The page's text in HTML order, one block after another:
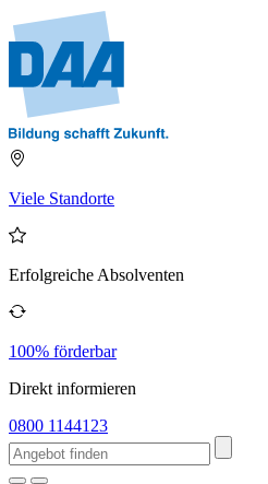
Viele Standorte
Erfolgreiche Absolventen
100% förderbar
Direkt informieren
0800 1144123